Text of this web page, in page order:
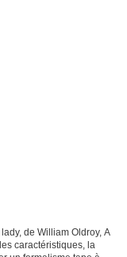
de William Oldroy, A
caractéristiques, la